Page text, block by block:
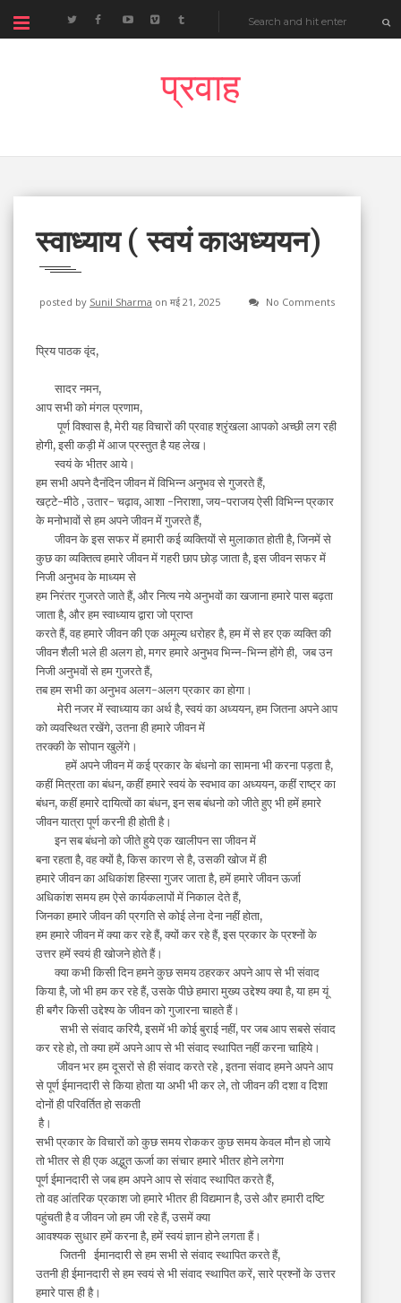
प्रवाह
स्वाध्याय ( स्वयं काअध्ययन)
posted by Sunil Sharma on मई 21, 2025 No Comments
प्रिय पाठक वृंद,
सादर नमन,
आप सभी को मंगल प्रणाम,
पूर्ण विश्वास है, मेरी यह विचारों की प्रवाह श्रृंखला आपको अच्छी लग रही
होगी, इसी कड़ी में आज प्रस्तुत है यह लेख।
स्वयं के भीतर आये।
हम सभी अपने दैनंदिन जीवन में विभिन्न अनुभव से गुजरते हैं,
खट्टे-मीठे , उतार- चढ़ाव, आशा -निराशा, जय-पराजय ऐसी विभिन्न प्रकार
के मनोभावों से हम अपने जीवन में गुजरते हैं,
जीवन के इस सफर में हमारी कई व्यक्तियों से मुलाकात होती है, जिनमें से
कुछ का व्यक्तित्व हमारे जीवन में गहरी छाप छोड़ जाता है, इस जीवन सफर में
निजी अनुभव के माध्यम से
हम निरंतर गुजरते जाते हैं, और नित्य नये अनुभवों का खजाना हमारे पास बढ़ता
जाता है, और हम स्वाध्याय द्वारा जो प्राप्त
करते हैं, वह हमारे जीवन की एक अमूल्य धरोहर है, हम में से हर एक व्यक्ति की
जीवन शैली भले ही अलग हो, मगर हमारे अनुभव भिन्न-भिन्न होंगे ही, जब उन
निजी अनुभवों से हम गुजरते हैं,
तब हम सभी का अनुभव अलग-अलग प्रकार का होगा।
मेरी नजर में स्वाध्याय का अर्थ है, स्वयं का अध्ययन, हम जितना अपने आप
को व्यवस्थित रखेंगे, उतना ही हमारे जीवन में
तरक्की के सोपान खुलेंगे।
हमें अपने जीवन में कई प्रकार के बंधनो का सामना भी करना पड़ता है,
कहीं मित्रता का बंधन, कहीं हमारे स्वयं के स्वभाव का अध्ययन, कहीं राष्ट्र का
बंधन, कहीं हमारे दायित्वों का बंधन, इन सब बंधनो को जीते हुए भी हमें हमारे
जीवन यात्रा पूर्ण करनी ही होती है।
इन सब बंधनो को जीते हुये एक खालीपन सा जीवन में
बना रहता है, वह क्यों है, किस कारण से है, उसकी खोज में ही
हमारे जीवन का अधिकांश हिस्सा गुजर जाता है, हमें हमारे जीवन ऊर्जा
अधिकांश समय हम ऐसे कार्यकलापों में निकाल देते हैं,
जिनका हमारे जीवन की प्रगति से कोई लेना देना नहीं होता,
हम हमारे जीवन में क्या कर रहे हैं, क्यों कर रहे हैं, इस प्रकार के प्रश्नों के
उत्तर हमें स्वयं ही खोजने होते हैं।
क्या कभी किसी दिन हमने कुछ समय ठहरकर अपने आप से भी संवाद
किया है, जो भी हम कर रहे हैं, उसके पीछे हमारा मुख्य उद्देश्य क्या है, या हम यूं
ही बगैर किसी उद्देश्य के जीवन को गुजारना चाहते हैं।
सभी से संवाद करियै, इसमें भी कोई बुराई नहीं, पर जब आप सबसे संवाद
कर रहे हो, तो क्या हमें अपने आप से भी संवाद स्थापित नहीं करना चाहिये।
जीवन भर हम दूसरों से ही संवाद करते रहे , इतना संवाद हमने अपने आप
से पूर्ण ईमानदारी से किया होता या अभी भी कर ले, तो जीवन की दशा व दिशा
दोनों ही परिवर्तित हो सकती
है।
सभी प्रकार के विचारों को कुछ समय रोककर कुछ समय केवल मौन हो जाये
तो भीतर से ही एक अद्भुत ऊर्जा का संचार हमारे भीतर होने लगेगा
पूर्ण ईमानदारी से जब हम अपने आप से संवाद स्थापित करते हैं,
तो वह आंतरिक प्रकाश जो हमारे भीतर ही विद्यमान है, उसे और हमारी दष्टि
पहुंचती है व जीवन जो हम जी रहे हैं, उसमें क्या
आवश्यक सुधार हमें करना है, हमें स्वयं ज्ञान होने लगता हैं।
जितनी ईमानदारी से हम सभी से संवाद स्थापित करते हैं,
उतनी ही ईमानदारी से हम स्वयं से भी संवाद स्थापित करें, सारे प्रश्नों के उत्तर
हमारे पास ही है।